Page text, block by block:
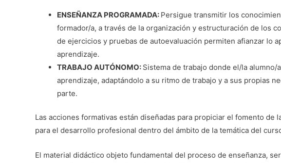
ENSEÑANZA PROGRAMADA: Persigue transmitir los
formador/a, a través de la organización y estructuración de los
de ejercicios y pruebas de autoevaluación permiten afianzar lo
aprendizaje.
TRABAJO AUTÓNOMO: Sistema de trabajo donde el/la
aprendizaje, adaptándolo a su ritmo de trabajo y a sus propias
parte.
Las acciones formativas están diseñadas para propiciar el fomento
para el desarrollo profesional dentro del ámbito de la temática del
El material didáctico objeto fundamental del proceso de enseñanza,